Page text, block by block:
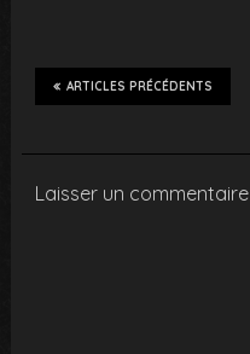
ARTICLES PRÉCÉDENTS
Laisser un commentaire